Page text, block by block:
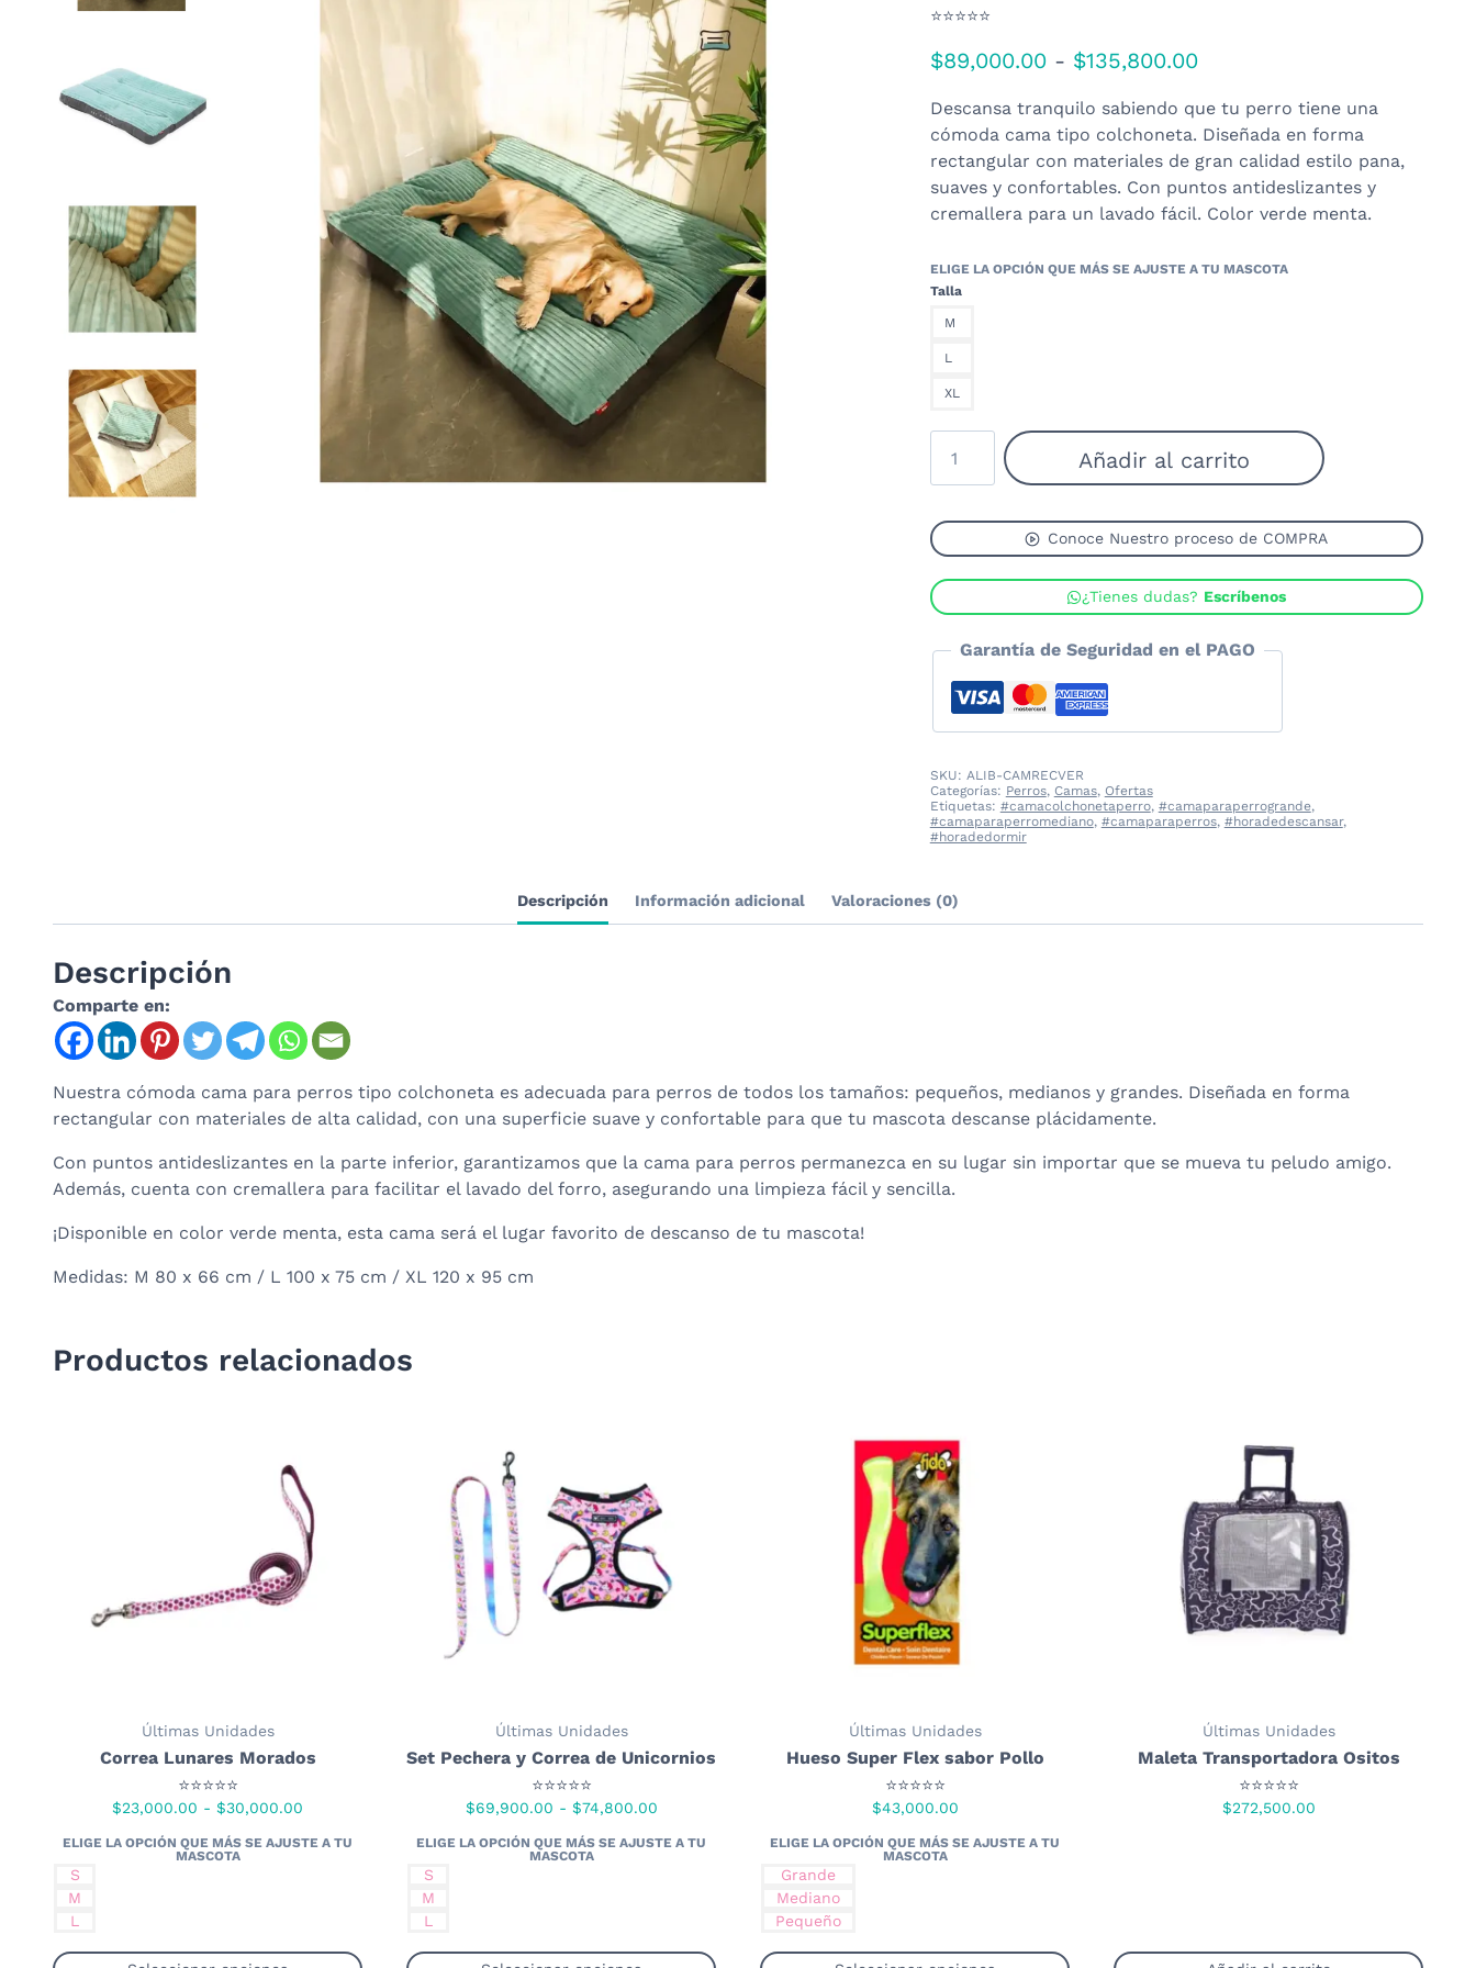
⭐⭐⭐⭐⭐
$89,000.00 - $135,800.00Rango
precios:
desde
$89,000.00
hasta
$135,800.00
Descansa tranquilo sabiendo que tu perro tiene una
cómoda cama tipo colchoneta. Diseñada en forma
rectangular con materiales de gran calidad estilo pana,
suaves y confortables. Con puntos antideslizantes y
cremallera para un lavado fácil. Color verde menta.
Talla
M
L
XL
tipo
para
Perros
cantidad
Añadir al carrito
Conoce Nuestro proceso de COMPRA
¿Tienes dudas? Escríbenos
Garantía de Seguridad en el PAGO
SKU: ALIB-CAMRECVER
Categorías: Perros, Camas, Ofertas
Etiquetas: #camacolchonetaperro, #camaparaperrogrande,
#camaparaperromediano, #camaparaperros, #horadedescansar,
#horadedormir
Descripción Información adicional Valoraciones (0)
Descripción
Comparte en:
Nuestra cómoda cama para perros tipo colchoneta es adecuada para perros de todos los tamaños: pequeños, medianos y grandes. Diseñada en forma
rectangular con materiales de alta calidad, con una superficie suave y confortable para que tu mascota descanse plácidamente.
Con puntos antideslizantes en la parte inferior, garantizamos que la cama para perros permanezca en su lugar sin importar que se mueva tu peludo amigo.
Además, cuenta con cremallera para facilitar el lavado del forro, asegurando una limpieza fácil y sencilla.
¡Disponible en color verde menta, esta cama será el lugar favorito de descanso de tu mascota!
Medidas: M 80 x 66 cm / L 100 x 75 cm / XL 120 x 95 cm
Productos relacionados
Últimas Unidades
Correa Lunares Morados
⭐⭐⭐⭐⭐
$23,000.00 - $30,000.00
S
M
L
Últimas Unidades
Set Pechera y Correa de Unicornios
⭐⭐⭐⭐⭐
$69,900.00 - $74,800.00Rango
S
M
L
Últimas Unidades
Hueso Super Flex sabor Pollo
⭐⭐⭐⭐⭐
$43,000.00
Grande
Mediano
Pequeño
Últimas Unidades
Maleta Transportadora Ositos
⭐⭐⭐⭐⭐
$272,500.00